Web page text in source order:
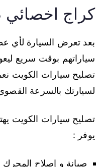
كراج
بعد تعرض السيارة لأي
سياراتهم بوقت سريع
تصليح سيارات الكويت
لسيارتك بالسرعة
تصليح سيارات الكويت
يوفر :
صيانة و إصلاح